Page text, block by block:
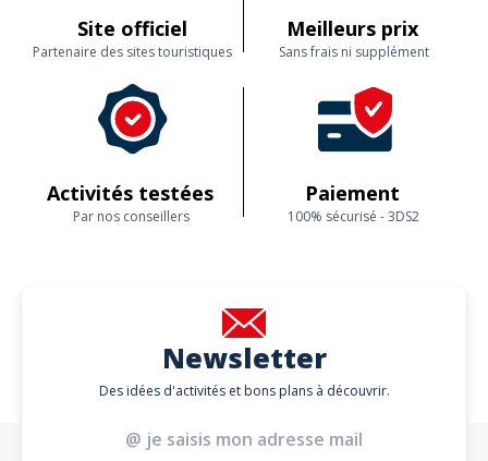
Site officiel
Partenaire des sites touristiques
Meilleurs prix
Sans frais ni supplément
Activités testées
Par nos conseillers
Paiement
100% sécurisé - 3DS2
Newsletter
Des idées d'activités et bons plans à découvrir.